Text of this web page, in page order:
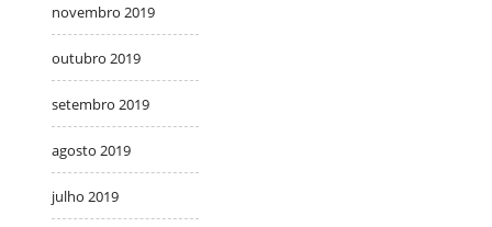
novembro 2019
outubro 2019
setembro 2019
agosto 2019
julho 2019